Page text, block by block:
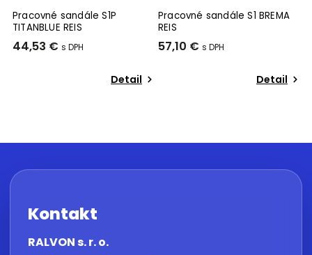
Pracovné sandále S1P
TITANBLUE REIS
44,53 €
Detail
Pracovné sandále S1 BREMA
REIS
57,10 €
Detail
Kontakt
RALVON s. r. o.